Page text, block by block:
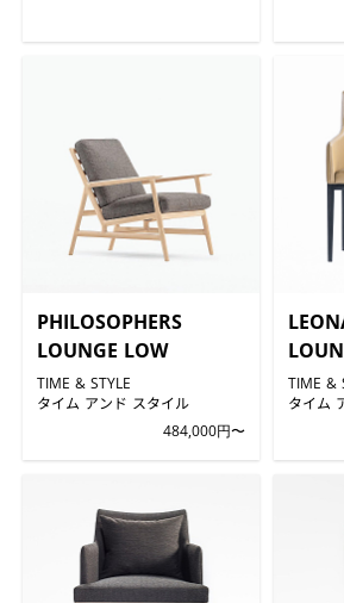
PHILOSOPHERS
LOUNGE LOW
TIME & STYLE
タイム アンド スタイル
484,000円〜
TIME &
タイム